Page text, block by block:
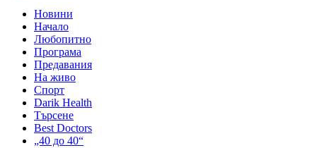
Новини
Начало
Любопитно
Програма
Предавания
На живо
Спорт
Darik Health
Търсене
Best Doctors
„40 до 40“